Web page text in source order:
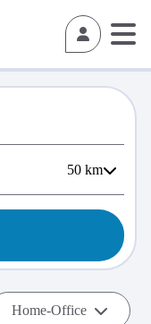
50 km
Home-Office